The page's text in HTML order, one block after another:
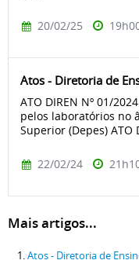
20/02/25
Atos - Diretoria de
ATO DIREN Nº 01/
pelos laboratórios no
Superior (Depes) ATO
22/02/24
Mais artigos...
Atos - Diretoria de